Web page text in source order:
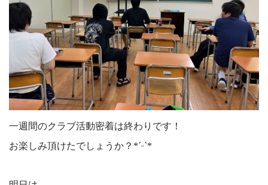
一週間のクラブ活動密着は終わりです！
お楽しみ頂けたでしょうか？*ˊᵕˋ*